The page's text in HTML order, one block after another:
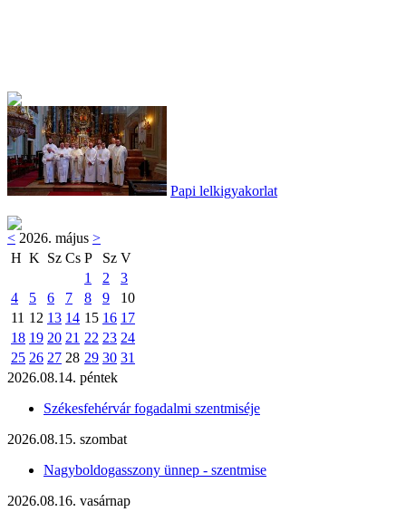
Papi lelkigyakorlat
< 2026. május >
H K Sz Cs P Sz V
1
2
3
4
5 6 7 8 9
10
11 12 13 14 15 16 17
18 19 20 21 22 23 24
25 26 27 28 29 30 31
2026.08.14. péntek
Székesfehérvár fogadalmi szentmiséje
2026.08.15. szombat
Nagyboldogasszony ünnep - szentmise
2026.08.16. vasárnap